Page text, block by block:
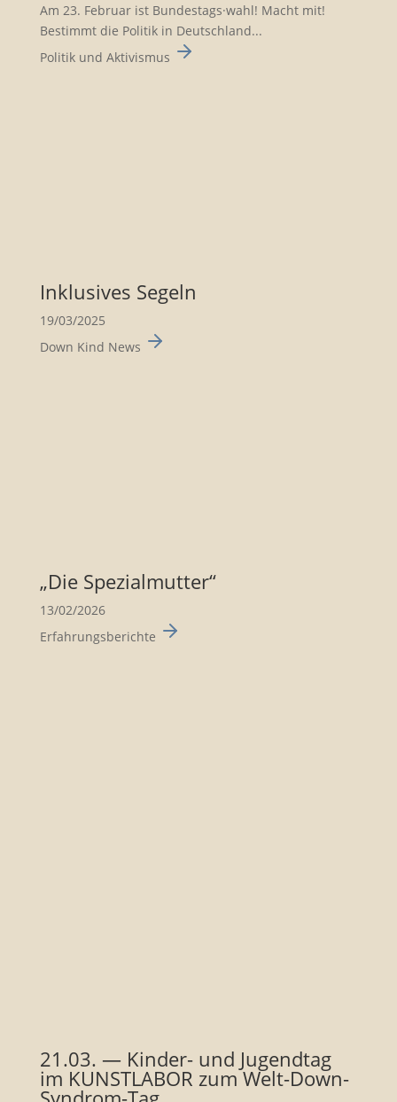
Am 23. Februar ist Bundes­tags·wahl! Macht mit!
Bestimmt die Politik in Deutsch­land...
Politik und Aktivismus
Inklu­sives Segeln
19/03/2025
Down Kind News
„Die Spezi­al­mutter“
13/02/2026
Erfahrungsberichte
21.03. — Kinder- und Jugendtag
im KUNSTLABOR zum Welt-Down-